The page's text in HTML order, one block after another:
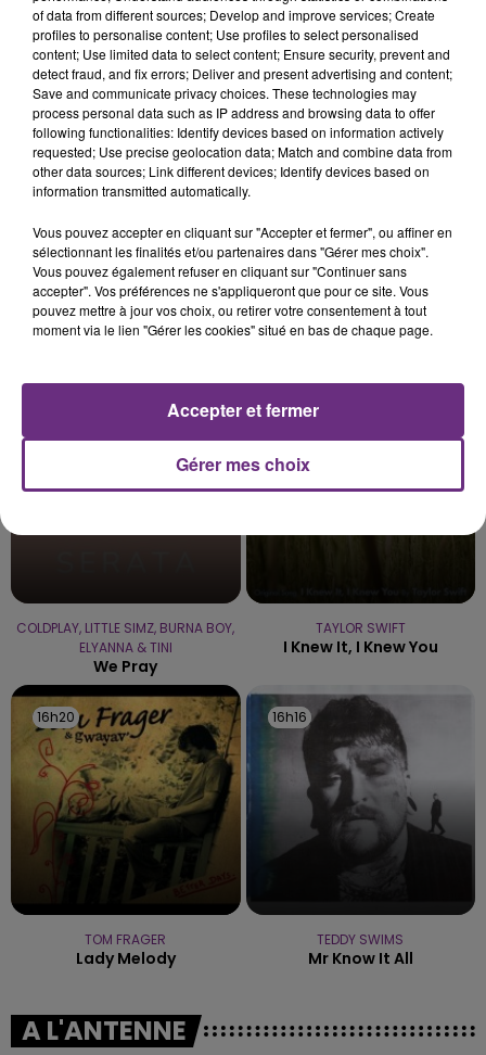
nucléaire ardennaise est à l'arrêt. Une situation
justifiée par la sécheresse intense qui est toujours
présente.
SES PORTES
C'était l'une des institutions du centre-ville
rémois. Le magasin JouéClub est contraint de
fermer ses portes.
TITRES DIFFUSÉS
COLDPLAY, LITTLE SIMZ, BURNA BOY,
ELYANNA & TINI
We Pray
16h23
16h23
TAYLOR SWIFT
I Knew It, I Knew You
16h20
16h20
TOM FRAGER
Lady Melody
16h16
16h16
TEDDY SWIMS
Mr Know It All
A L'ANTENNE
of data from different sources; Develop and improve services; Create
profiles to personalise content; Use profiles to select personalised
content; Use limited data to select content; Ensure security, prevent and
detect fraud, and fix errors; Deliver and present advertising and content;
Save and communicate privacy choices. These technologies may
process personal data such as IP address and browsing data to offer
following functionalities: Identify devices based on information actively
requested; Use precise geolocation data; Match and combine data from
other data sources; Link different devices; Identify devices based on
information transmitted automatically.
Vous pouvez accepter en cliquant sur "Accepter et fermer", ou affiner en
sélectionnant les finalités et/ou partenaires dans "Gérer mes choix".
Vous pouvez également refuser en cliquant sur "Continuer sans
accepter". Vos préférences ne s'appliqueront que pour ce site. Vous
pouvez mettre à jour vos choix, ou retirer votre consentement à tout
moment via le lien "Gérer les cookies" situé en bas de chaque page.
Gérer mes choix
Accepter et fermer